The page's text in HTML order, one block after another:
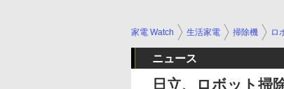
家電 Watch 生活家電 掃除機 ロ
ニュース
日立、ロボット掃